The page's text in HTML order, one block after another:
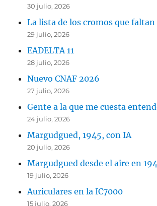
30 julio, 2026
La lista de los cromos que faltan
29 julio, 2026
EADELTA 11
28 julio, 2026
Nuevo CNAF 2026
27 julio, 2026
Gente a la que me cuesta
24 julio, 2026
Margudgued, 1945, con IA
20 julio, 2026
Margudgued desde el aire en
19 julio, 2026
Auriculares en la IC7000
15 julio, 2026